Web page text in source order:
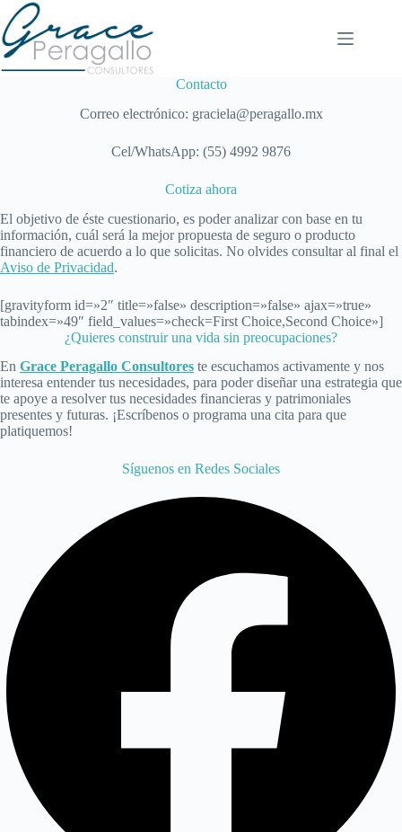
Saltar
al
contenido
Contacto
Correo electrónico: graciela@peragallo.mx
Cel/WhatsApp: (55) 4992 9876
Cotiza ahora
El objetivo de éste cuestionario, es poder analizar con base en tu
información, cuál será la mejor propuesta de seguro o producto
financiero de acuerdo a lo que solicitas. No olvides consultar al final el
Aviso de Privacidad.
[gravityform id=»2″ title=»false» description=»false» ajax=»true»
tabindex=»49″ field_values=»check=First Choice,Second Choice»]
¿Quieres construir una vida sin preocupaciones?
En Grace Peragallo Consultores te escuchamos activamente y nos
interesa entender tus necesidades, para poder diseñar una estrategia que
te apoye a resolver tus necesidades financieras y patrimoniales
presentes y futuras. ¡Escríbenos o programa una cita para que
platiquemos!
Síguenos en Redes Sociales